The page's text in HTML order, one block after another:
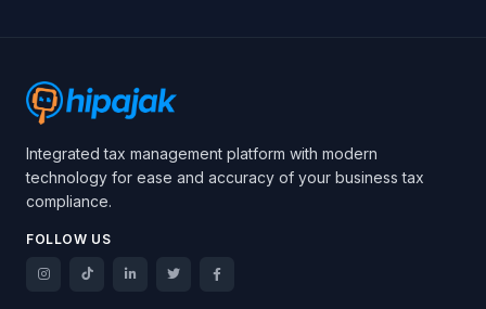
Integrated tax management platform with modern
technology for ease and accuracy of your business tax
compliance.
FOLLOW US